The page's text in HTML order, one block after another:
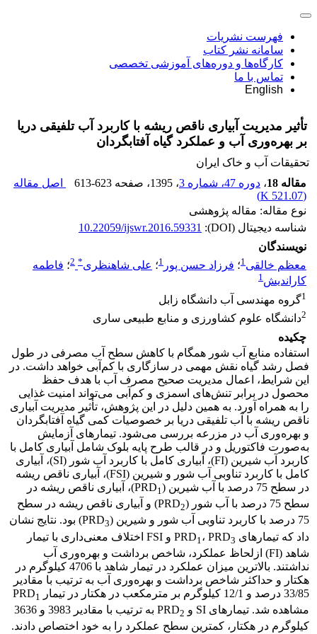
فهرست نشریات
سامانه نشر کتاب
کارگاه‌ها و دوره‌های آموزشی تخصصی
تماس با ما
English
تأثیر مدیریت آبیاری ناقص ریشه با کاربرد آب تلفیقی دریا
بر بهره‌وری آب و عملکرد گیاه آفتابگردان
تحقیقات آب و خاک ایران
مقاله 18
، دوره 47، شماره 3 ، 1395 ، صفحه 613-623
اصل مقاله
(
521.07 K
)
نوع مقاله: مقاله پژوهشی
شناسه دیجیتال (DOI):
10.22059/ijswr.2016.59331
نویسندگان
معظم خالقی1؛ فرزاد حسن پور 1؛ علی شاهنظری*
2؛ فاطمه
کاراندیش1
1گروه مهندسی آب دانشگاه زابل
2دانشگاه علوم کشاورزی و منابع طبیعی ساری
چکیده
استفاده منابع آب شور همگام با کاهش سطح آب مصرفی در طول
فصل رشد گیاه نقش مهمی در سازگاری با کم‌آبی خواهد داشت. در
این شرایط، اعمال مدیریت صحیح مصرف آب با هدف حفظ
محصول در برابر تنش‌های اسمزی و کم‌آبی می‌تواند امنیت غذایی
را به همراه آورد. به همین دلیل در این پژوهش، تأثیر مدیریت آبیاری
ناقص ریشه با آب تلفیقی دریا بر خصوصیات کمی گیاه آفتابگردان
و بهره‌وری آب در مزرعه بررسی می‌شود. تیمارهای آزمایش
به‌صورت فاکتوریل و در قالب طرح پایه بلوک شامل آبیاری کامل با
کاربرد آب شیرین (FI)، آبیاری کامل با کاربرد آب شور (SI)، آبیاری
کامل با کاربرد تناوبی آب شور و شیرین (FSI)، آبیاری ناقص ریشه
در سطح 75 درصد با آب شیرین (PRD
1
)، آبیاری ناقص ریشه در
سطح 75 درصد با آب شور (PRD
2
) و آبیاری ناقص ریشه در سطح
75 درصد با کاربرد تناوبی آب شور و شیرین (PRD
3
) بود. نتایج نشان
داد که تیمارهای PRD
1 ، PRD3
و FSI اختلاف معنی‌داری با تیمار
شاهد (FI) ازلحاظ عملکرد، شاخص برداشت و بهره‌وری آب
نداشتند. بالاترین میزان عملکرد در تیمار شاهد با 4706 کیلوگرم در
هکتار و حداکثر شاخص برداشت و بهره‌وری آب به ترتیب با مقادیر
33/85 درصد و 12/1 کیلوگرم بر مترمکعب در هکتار در تیمار PRD
1
مشاهده شد. تیمارهای SI و PRD 2
به ترتیب با مقادیر 3983 و 3636
کیلوگرم در هکتار، کمترین سطح عملکرد را به خود اختصاص دادند.